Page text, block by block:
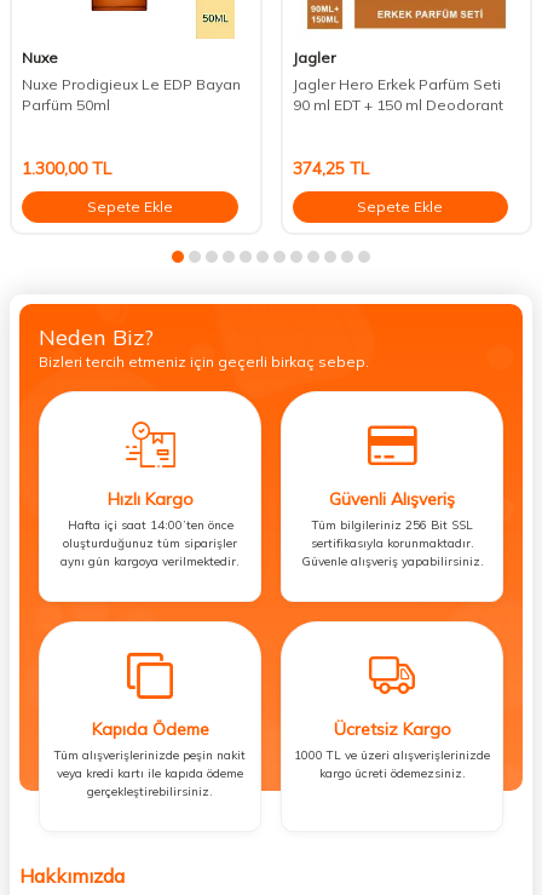
Nuxe
Nuxe Prodigieux Le EDP Bayan
Parfüm 50ml
1.300,00TL
Sepete Ekle
Jagler
Jagler Hero Erkek Parfüm Seti
90 ml EDT + 150 ml Deodorant
374,25TL
Sepete Ekle
Neden Biz?
Bizleri tercih etmeniz için geçerli birkaç sebep.
Hızlı Kargo
Hafta içi saat 14:00’ten önce
oluşturduğunuz tüm siparişler
aynı gün kargoya verilmektedir.
Güvenli Alışveriş
Tüm bilgileriniz 256 Bit SSL
sertifikasıyla korunmaktadır.
Güvenle alışveriş yapabilirsiniz.
Kapıda Ödeme
Tüm alışverişlerinizde peşin nakit
veya kredi kartı ile kapıda ödeme
gerçekleştirebilirsiniz.
Ücretsiz Kargo
1000 TL ve üzeri alışverişlerinizde
kargo ücreti ödemezsiniz.
Hakkımızda